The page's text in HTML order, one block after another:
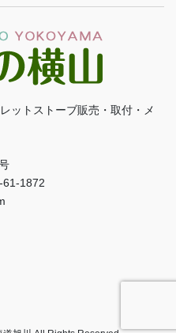
ットストーブ販売・取付・メ
61-1872